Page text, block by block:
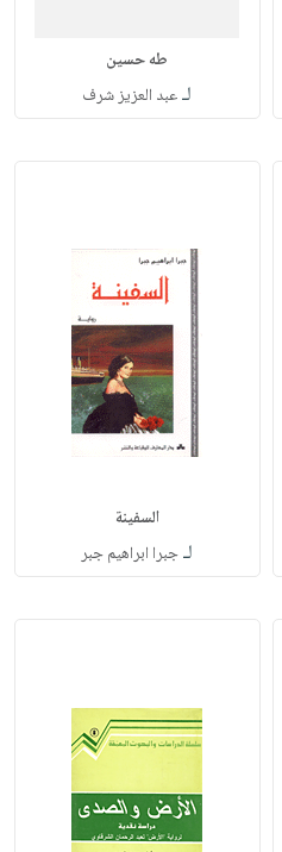
طه حسين
لـعبد العزيز شرف
السفينة
لـجبرا ابراهيم جبر